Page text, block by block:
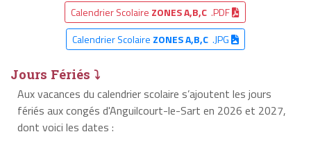
Calendrier Scolaire ZONES A,B,C .PDF
Calendrier Scolaire ZONES A,B,C.JPG
Jours Fériés ⤵
Aux vacances du calendrier scolaire s’ajoutent les jours
fériés aux congés d'Anguilcourt-le-Sart en 2026 et 2027,
dont voici les dates :